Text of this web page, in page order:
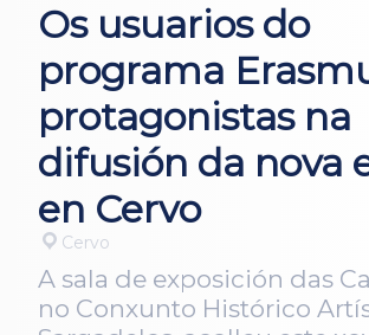
Os usuarios do
programa
protagonistas na
difusión da nova
en Cervo
Cervo
A sala de exposición das
no Conxunto Histórico